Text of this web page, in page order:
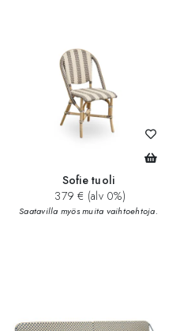
Sofie tuoli
379 € (alv 0%)
Saatavilla myös muita vaihtoehtoja.